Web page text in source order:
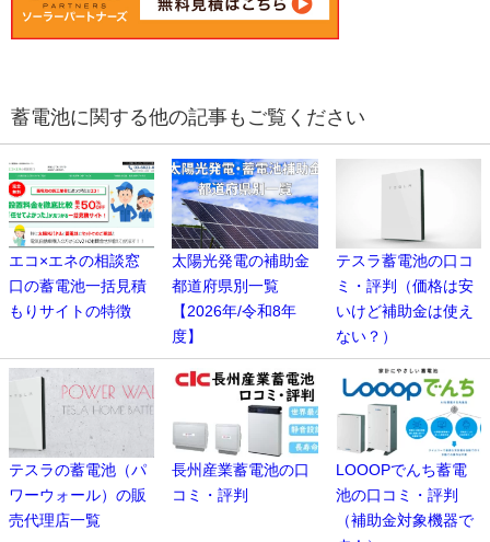
蓄電池に関する他の記事もご覧ください
エコ×エネの相談窓
口の蓄電池一括見積
もりサイトの特徴
太陽光発電の補助金
都道府県別一覧
【2026年/令和8年
度】
テスラ蓄電池の口コ
ミ・評判（価格は安
いけど補助金は使え
ない？）
テスラの蓄電池（パ
ワーウォール）の販
売代理店一覧
長州産業蓄電池の口
コミ・評判
LOOOPでんち蓄電
池の口コミ・評判
（補助金対象機器で